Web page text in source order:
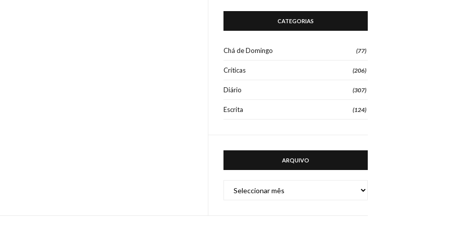
CATEGORIAS
Chá de Domingo (77)
Críticas (206)
Diário (307)
Escrita (124)
ARQUIVO